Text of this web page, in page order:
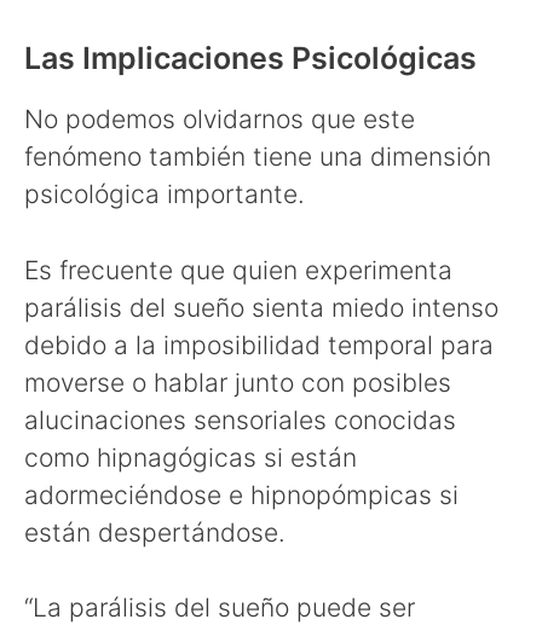
Las Implicaciones Psicológicas
No podemos olvidarnos que este
fenómeno también tiene una dimensión
psicológica importante.
Es frecuente que quien experimenta
parálisis del sueño sienta miedo intenso
debido a la imposibilidad temporal para
moverse o hablar junto con posibles
alucinaciones sensoriales conocidas
como hipnagógicas si están
adormeciéndose e hipnopómpicas si
están despertándose.
“La parálisis del sueño puede ser